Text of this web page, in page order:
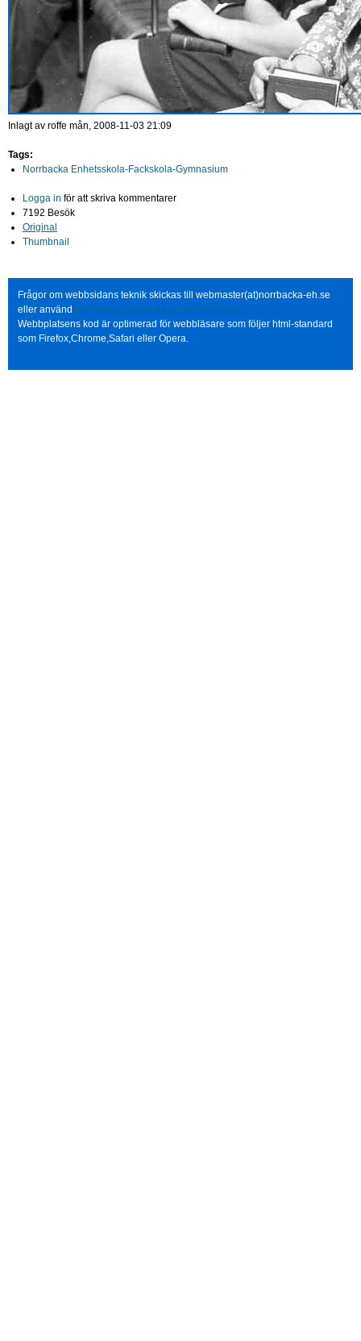
Inlagt av roffe mån, 2008-11-03 21:09
Tags:
Norrbacka Enhetsskola-Fackskola-Gymnasium
Logga in för att skriva kommentarer
7192 Besök
Original
Thumbnail
Frågor om webbsidans teknik skickas till webmaster(at)norrbacka-eh.se
eller använd http://www.norrbacka-eh.se/?q=contact
Webbplatsens kod är optimerad för webbläsare som följer html-standard
som Firefox,Chrome,Safari eller Opera.